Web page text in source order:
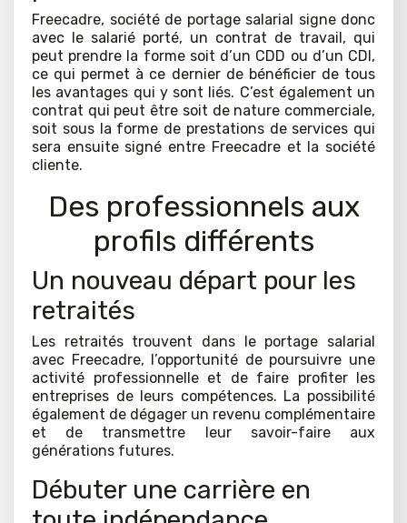
Freecadre, société de portage salarial signe donc
avec le salarié porté, un contrat de travail, qui
peut prendre la forme soit d’un CDD ou d’un CDI,
ce qui permet à ce dernier de bénéficier de tous
les avantages qui y sont liés. C’est également un
contrat qui peut être soit de nature commerciale,
soit sous la forme de prestations de services qui
sera ensuite signé entre Freecadre et la société
cliente.
Des professionnels aux
profils différents
Un nouveau départ pour les
retraités
Les retraités trouvent dans le portage salarial
avec Freecadre, l’opportunité de poursuivre une
activité professionnelle et de faire profiter les
entreprises de leurs compétences. La possibilité
également de dégager un revenu complémentaire
et de transmettre leur savoir-faire aux
générations futures.
Débuter une carrière en